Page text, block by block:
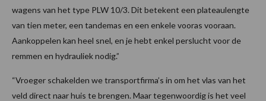
wagens van het type PLW 10/3. Dit betekent een plateaulengte
van tien meter, een tandemas en een enkele vooras vooraan.
Aankoppelen kan heel snel, en je hebt enkel perslucht voor de
remmen en hydrauliek nodig.”
“Vroeger schakelden we transportfirma’s in om het vlas van het
veld direct naar huis te brengen. Maar tegenwoordig is het veel